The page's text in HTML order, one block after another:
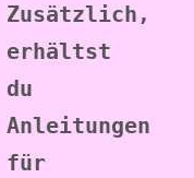
Zusätzlich,
erhältst
du
Anleitungen
für